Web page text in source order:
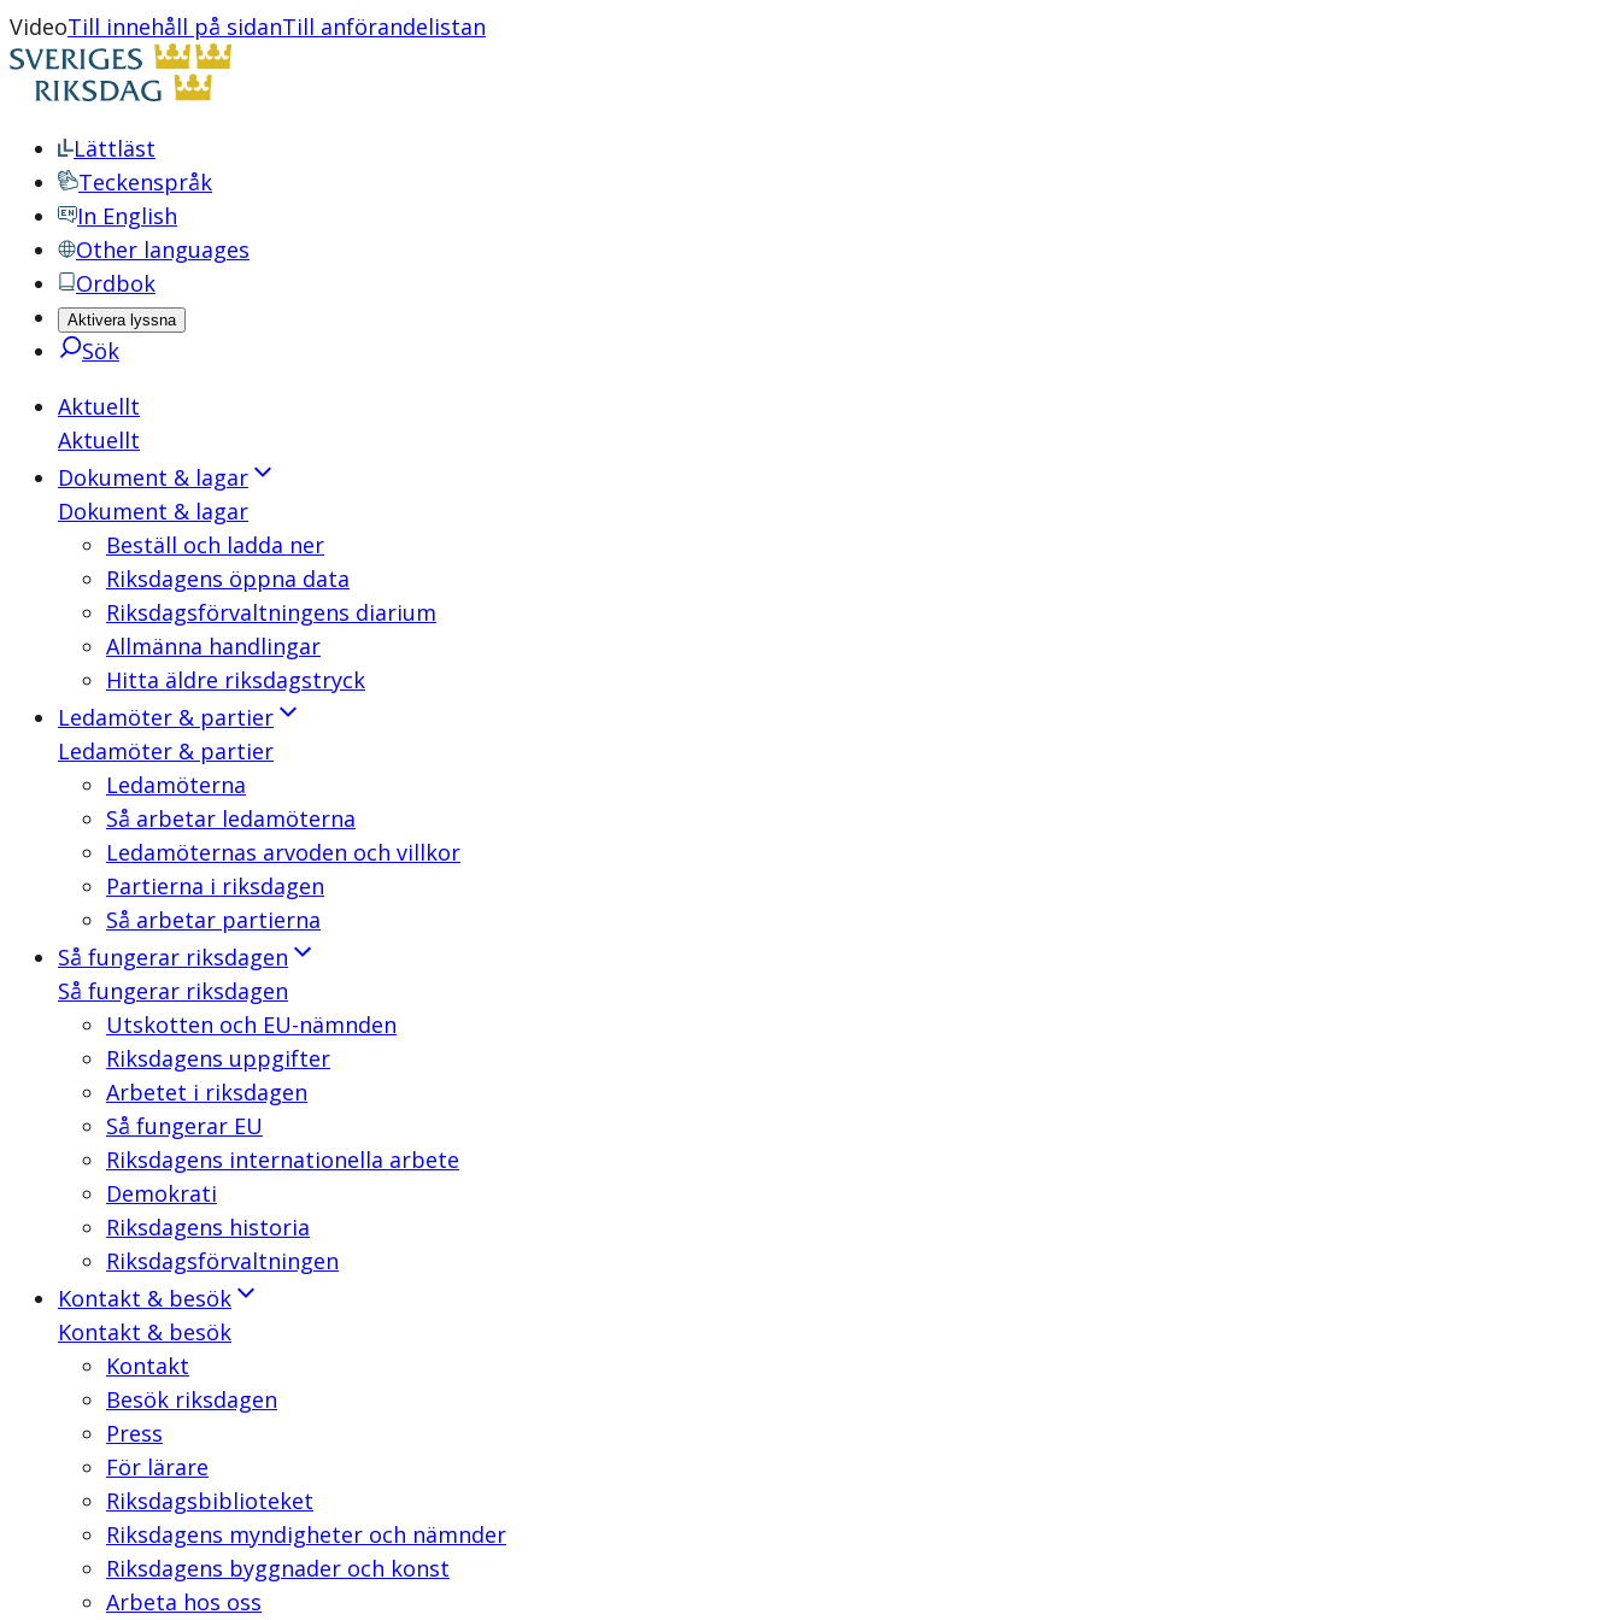
VideoTill innehåll på sidanTill anförandelistan
Lättläst
Teckenspråk
In English
Other languages
Ordbok
Aktivera lyssna
Sök
Aktuellt
Aktuellt
Dokument & lagar
Dokument & lagar
Beställ och ladda ner
Riksdagens öppna data
Riksdagsförvaltningens diarium
Allmänna handlingar
Hitta äldre riksdagstryck
Ledamöter & partier
Ledamöter & partier
Ledamöterna
Så arbetar ledamöterna
Ledamöternas arvoden och villkor
Partierna i riksdagen
Så arbetar partierna
Så fungerar riksdagen
Så fungerar riksdagen
Utskotten och EU-nämnden
Riksdagens uppgifter
Arbetet i riksdagen
Så fungerar EU
Riksdagens internationella arbete
Demokrati
Riksdagens historia
Riksdagsförvaltningen
Kontakt & besök
Kontakt & besök
Kontakt
Besök riksdagen
Press
För lärare
Riksdagsbiblioteket
Riksdagens myndigheter och nämnder
Riksdagens byggnader och konst
Arbeta hos oss